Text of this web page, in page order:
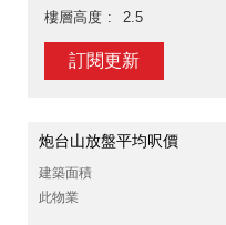
樓層高度
2.5
訂閱更新
炮台山放盤平均呎價
建築面積
此物業